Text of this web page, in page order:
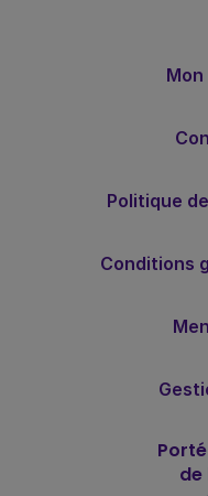
Politique
Conditions
de